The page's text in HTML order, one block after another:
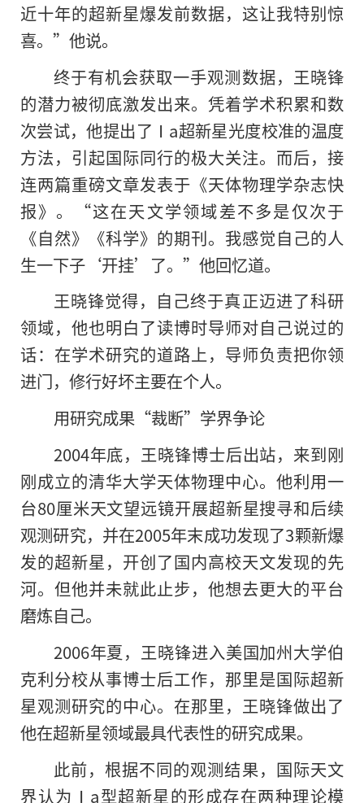
近十年的超新星爆发前数据，这让我特别惊
喜。”他说。
终于有机会获取一手观测数据，王晓锋
的潜力被彻底激发出来。凭着学术积累和数
次尝试，他提出了Ⅰa超新星光度校准的温度
方法，引起国际同行的极大关注。而后，接
连两篇重磅文章发表于《天体物理学杂志快
报》。“这在天文学领域差不多是仅次于
《自然》《科学》的期刊。我感觉自己的人
生一下子‘开挂’了。”他回忆道。
王晓锋觉得，自己终于真正迈进了科研
领域，他也明白了读博时导师对自己说过的
话：在学术研究的道路上，导师负责把你领
进门，修行好坏主要在个人。
用研究成果“裁断”学界争论
2004年底，王晓锋博士后出站，来到刚
刚成立的清华大学天体物理中心。他利用一
台80厘米天文望远镜开展超新星搜寻和后续
观测研究，并在2005年末成功发现了3颗新爆
发的超新星，开创了国内高校天文发现的先
河。但他并未就此止步，他想去更大的平台
磨炼自己。
2006年夏，王晓锋进入美国加州大学伯
克利分校从事博士后工作，那里是国际超新
星观测研究的中心。在那里，王晓锋做出了
他在超新星领域最具代表性的研究成果。
此前，根据不同的观测结果，国际天文
界认为Ⅰa型超新星的形成存在两种理论模